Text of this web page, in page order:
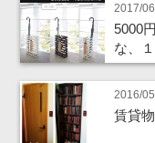
2017/
5000
な、
2016/
賃貸